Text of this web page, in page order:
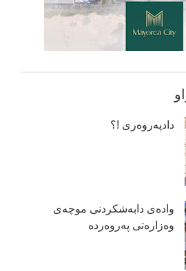
دادپەروەری !؟
وادەی دابەشكردنی موچەی
وەزارەتی پەروەردە